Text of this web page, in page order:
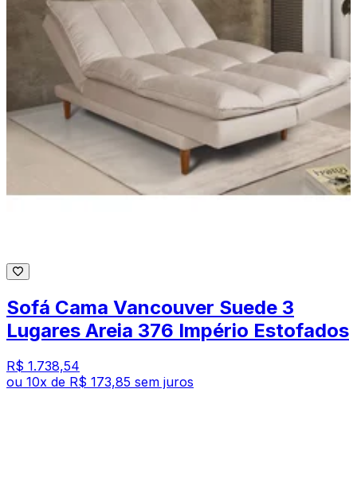
Sofá Cama Vancouver Suede 3
Lugares Areia 376 Império Estofados
R$ 1.738,54
ou 10x de R$ 173,85 sem juros